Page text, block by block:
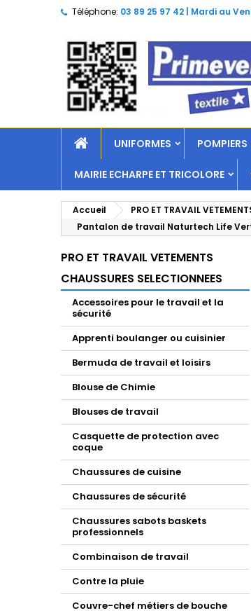
Téléphone: 03 89 25 97 42 | Mardi au
UNIFORMES POMPIERS
MAIRIE ECHARPE ET TRICOLORE
Accueil PRO ET TRAVAIL
Pantalon de travail Naturtech Life
PRO ET TRAVAIL VETEMENTS
CHAUSSURES SELECTIONNEES
Accessoires pour le travail et la
sécurité
Apprenti boulanger ou cuisinier
Bermuda de travail et loisirs
Blouse de Chimie
Blouses de travail
Casquette de protection avec
coque
Chaussures de cuisine
Chaussures de sécurité
Chaussures sabots baskets
professionnels
Combinaison de travail
Contre la pluie
Couvre-chef métiers de bouche